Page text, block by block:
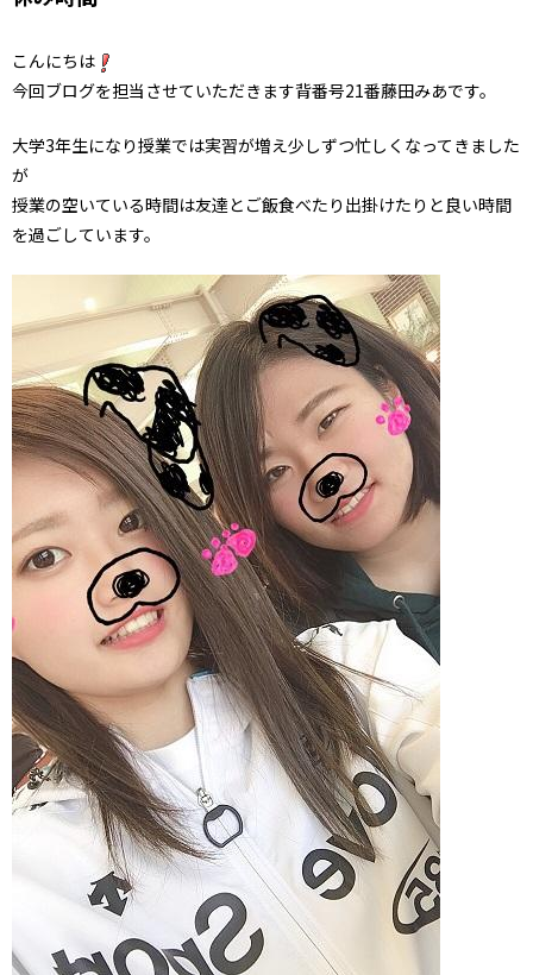
こんにちは
今回ブログを担当させていただきます背番号21番藤田みあです。
大学3年生になり授業では実習が増え少しずつ忙しくなってきました
が
授業の空いている時間は友達とご飯食べたり出掛けたりと良い時間
を過ごしています。